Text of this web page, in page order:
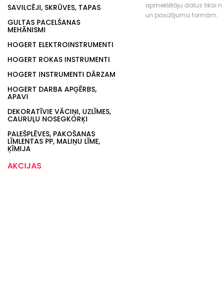
SAVILCĒJI, SKRŪVES, TAPAS
GULTAS PACELŠANAS
MEHĀNISMI
HOGERT ELEKTROINSTRUMENTI
HOGERT ROKAS INSTRUMENTI
HOGERT INSTRUMENTI DĀRZAM
HOGERT DARBA APĢĒRBS,
APAVI
DEKORATĪVIE VĀCIŅI, UZLĪMES,
CAURUĻU NOSEGKORĶI
PALEŠPLĒVES, PAKOŠANAS
LĪMLENTAS PP, MALIŅU LĪME,
ĶĪMIJA
AKCIJAS
apmeklētāju datus tikai
un pasūtījuma formām.